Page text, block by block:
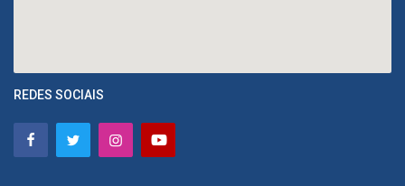
REDES SOCIAIS